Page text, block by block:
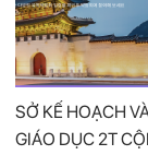
SỞ KẾ HOẠCH
GIÁO DỤC 2T